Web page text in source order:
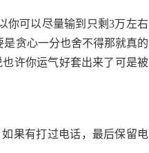
你可以尽量输到只剩3万左右
贪心一分也舍不得那就真的
许你运气好套出来了可是被
果有打过电话，最后保留电